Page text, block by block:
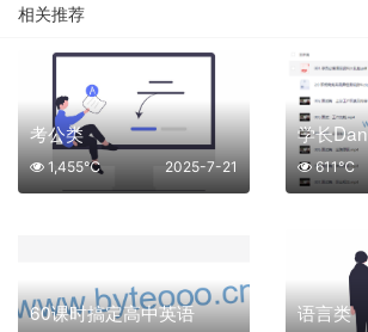
相关推荐
考公类
2025-7-21
1,455℃ 611℃
60课时搞定高中英语 语言类